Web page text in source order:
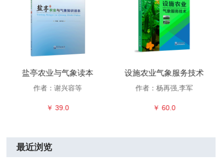
盐亭农业与气象读本
作者：谢兴容等
￥ 39.0
设施农业气象服务技术
作者：杨再强,李军
￥ 60.0
最近浏览